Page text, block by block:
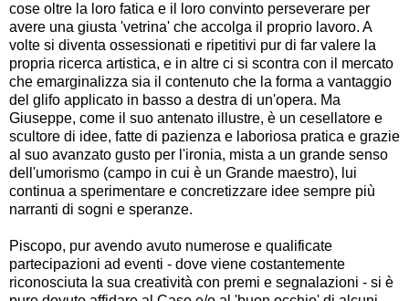
cose oltre la loro fatica e il loro convinto perseverare per
avere una giusta 'vetrina' che accolga il proprio lavoro. A
volte si diventa ossessionati e ripetitivi pur di far valere la
propria ricerca artistica, e in altre ci si scontra con il mercato
che emarginalizza sia il contenuto che la forma a vantaggio
del glifo applicato in basso a destra di un'opera. Ma
Giuseppe, come il suo antenato illustre, è un cesellatore e
scultore di idee, fatte di pazienza e laboriosa pratica e grazie
al suo avanzato gusto per l'ironia, mista a un grande senso
dell'umorismo (campo in cui è un Grande maestro), lui
continua a sperimentare e concretizzare idee sempre più
narranti di sogni e speranze.
Piscopo, pur avendo avuto numerose e qualificate
partecipazioni ad eventi - dove viene costantemente
riconosciuta la sua creatività con premi e segnalazioni - si è